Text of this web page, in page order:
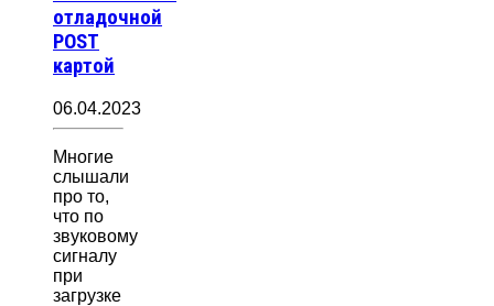
отладочной
POST
картой
06.04.2023
Многие
слышали
про то,
что по
звуковому
сигналу
при
загрузке